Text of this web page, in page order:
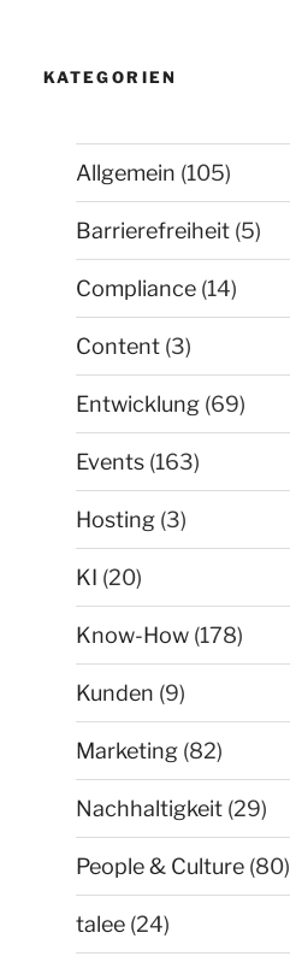
KATEGORIEN
Allgemein (105)
Barrierefreiheit (5)
Compliance (14)
Content (3)
Entwicklung (69)
Events (163)
Hosting (3)
KI (20)
Know-How (178)
Kunden (9)
Marketing (82)
Nachhaltigkeit (29)
People & Culture (80)
talee (24)